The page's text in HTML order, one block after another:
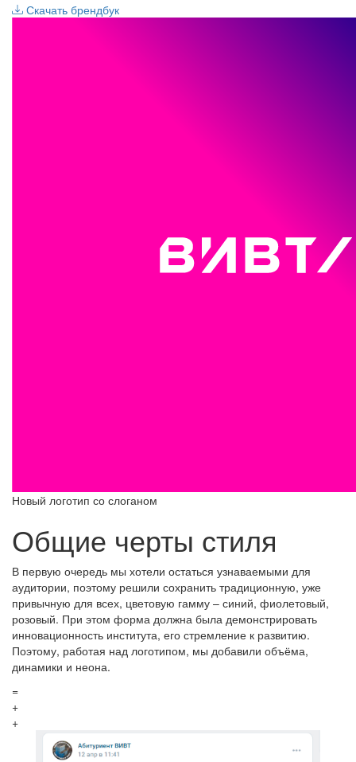
Скачать брендбук
Новый логотип со слоганом
Общие черты стиля
В первую очередь мы хотели остаться узнаваемыми для
аудитории, поэтому решили сохранить традиционную, уже
привычную для всех, цветовую гамму – синий, фиолетовый,
розовый. При этом форма должна была демонстрировать
инновационность института, его стремление к развитию.
Поэтому, работая над логотипом, мы добавили объёма,
динамики и неона.
=
+
+